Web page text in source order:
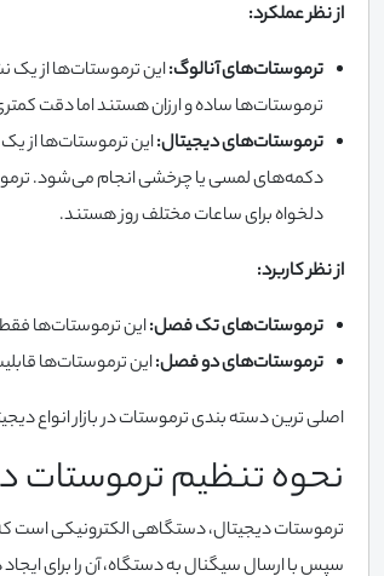
از نظر عملکرد:
ترموستات‌های آنالوگ:این ترموستات‌ها از
ترموستات‌ها ساده و ارزان هستند اما دقت
ترموستات‌های دیجیتال:این ترموستات‌ها از
دکمه‌های لمسی یا چرخشی انجام می‌شود.
دلخواه برای ساعات مختلف روز هستند.
از نظر کاربرد:
ترموستات‌های تک فصل:این ترموستات‌ها
ترموستات‌های دو فصل:این ترموستات‌ها
اصلی ترین دسته بندی ترموستات در بازار انواع
نحوه تنظیم ترموستات
ترموستات دیجیتال، دستگاهی الکترونیکی است
سپس با ارسال سیگنال به دستگاه، آن را برای